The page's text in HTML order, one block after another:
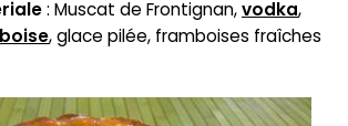
: Muscat de Frontignan,vodka,
, glace pilée, framboises fraîches